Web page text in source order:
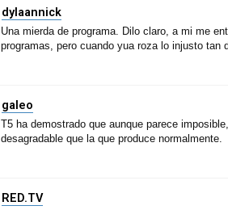
dylaannick
Una mierda de programa. Dilo claro, a mi me
programas, pero cuando yua roza lo injusto tan
galeo
T5 ha demostrado que aunque parece
desagradable que la que produce normalmente.
RED.TV